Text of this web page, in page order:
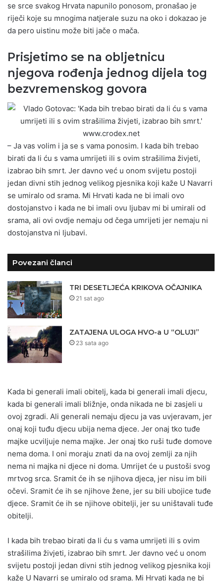
se srce svakog Hrvata napunilo ponosom, pronašao je
riječi koje su mnogima natjerale suzu na oko i dokazao je
da pero uistinu može biti jače o mača.
Prisjetimo se na obljetnicu
njegova rođenja jednog dijela tog
bezvremenskog govora
– Ja vas volim i ja se s vama ponosim. I kada bih trebao
birati da li ću s vama umrijeti ili s ovim strašilima živjeti,
izabrao bih smrt. Jer davno već u onom svijetu postoji
jedan divni stih jednog velikog pjesnika koji kaže U Navarri
se umiralo od srama. Mi Hrvati kada ne bi imali ovo
dostojanstvo i kada ne bi imali ovu ljubav mi bi umirali od
srama, ali ovi ovdje nemaju od čega umrijeti jer nemaju ni
dostojanstva ni ljubavi.
Povezani članci
TRI DESETLJEĆA KRIKOVA OČAJNIKA
21 sat ago
ZATAJENA ULOGA HVO-a U “OLUJI”
23 sata ago
Kada bi generali imali obitelj, kada bi generali imali djecu,
kada bi generali imali bližnje, onda nikada ne bi zasjeli u
ovoj zgradi. Ali generali nemaju djecu ja vas uvjeravam, jer
onaj koji tuđu djecu ubija nema djece. Jer onaj tko tuđe
majke ucviljuje nema majke. Jer onaj tko ruši tuđe domove
nema doma. I oni moraju znati da na ovoj zemlji za njih
nema ni majka ni djece ni doma. Umrijet će u pustoši svog
mrtvog srca. Sramit će ih se njihova djeca, jer nisu im bili
očevi. Sramit će ih se njihove žene, jer su bili ubojice tuđe
djece. Sramit će ih se njihove obitelji, jer su uništavali tuđe
obitelji.
I kada bih trebao birati da li ću s vama umrijeti ili s ovim
strašilima živjeti, izabrao bih smrt. Jer davno već u onom
svijetu postoji jedan divni stih jednog velikog pjesnika koji
kaže U Navarri se umiralo od srama. Mi Hrvati kada ne bi